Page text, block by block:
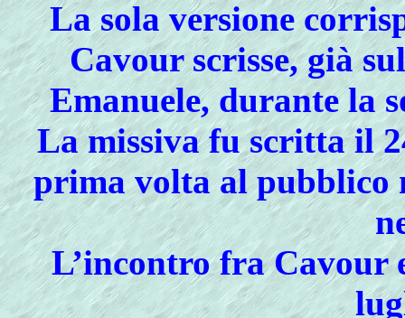
La sola versione
Cavour scrisse, già
Emanuele, durante la
La missiva fu scritta il
prima volta al pubblico
L’incontro fra Cavour